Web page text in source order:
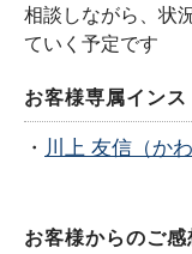
相談しながら、状
ていく予定です
お客様専属イン
・ 川上 友信（か
お客様からのご感